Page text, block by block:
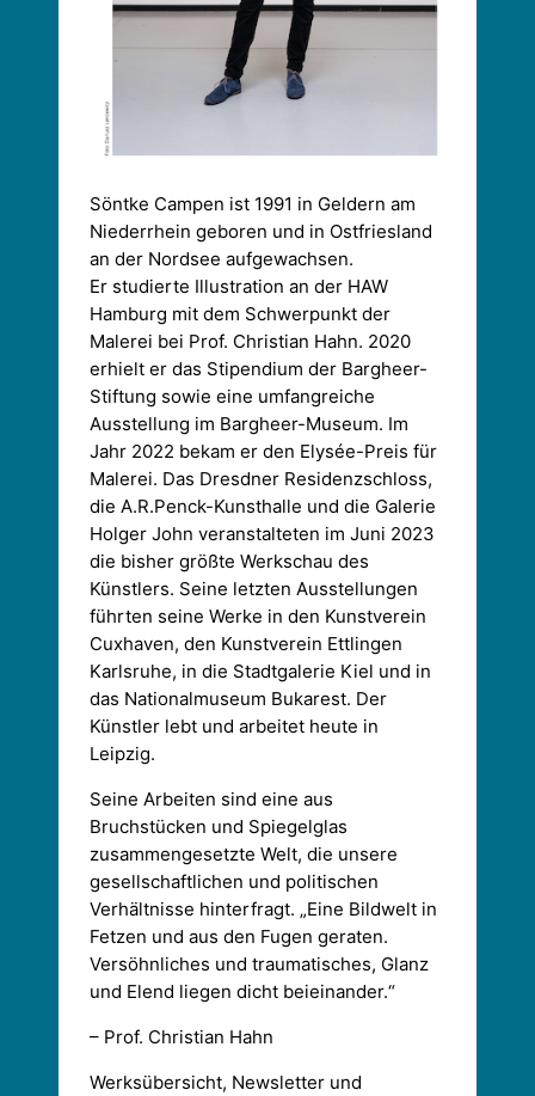
Söntke Campen ist 1991 in Geldern am
Niederrhein geboren und in Ostfriesland
an der Nordsee aufgewachsen.
Er studierte Illustration an der HAW
Hamburg mit dem Schwerpunkt der
Malerei bei Prof. Christian Hahn. 2020
erhielt er das Stipendium der Bargheer-
Stiftung sowie eine umfangreiche
Ausstellung im Bargheer-Museum. Im
Jahr 2022 bekam er den Elysée-Preis für
Malerei. Das Dresdner Residenzschloss,
die A.R.Penck-Kunsthalle und die Galerie
Holger John veranstalteten im Juni 2023
die bisher größte Werkschau des
Künstlers. Seine letzten Ausstellungen
führten seine Werke in den Kunstverein
Cuxhaven, den Kunstverein Ettlingen
Karlsruhe, in die Stadtgalerie Kiel und in
das Nationalmuseum Bukarest. Der
Künstler lebt und arbeitet heute in
Leipzig.
Seine Arbeiten sind eine aus
Bruchstücken und Spiegelglas
zusammengesetzte Welt, die unsere
gesellschaftlichen und politischen
Verhältnisse hinterfragt. „Eine Bildwelt in
Fetzen und aus den Fugen geraten.
Versöhnliches und traumatisches, Glanz
und Elend liegen dicht beieinander.“
– Prof. Christian Hahn
Werksübersicht, Newsletter und